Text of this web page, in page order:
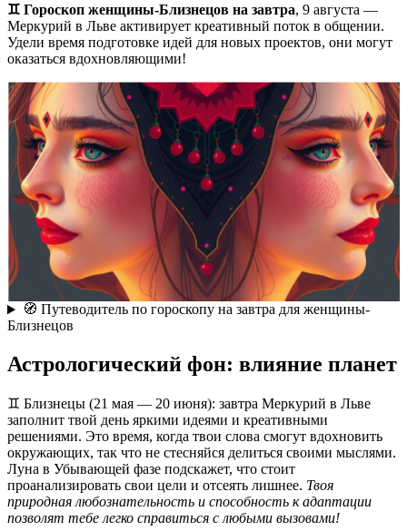
♊ Гороскоп женщины-Близнецов на завтра, 9 августа —
Меркурий в Льве активирует креативный поток в общении.
Удели время подготовке идей для новых проектов, они могут
оказаться вдохновляющими!
🧭 Путеводитель по гороскопу на завтра для женщины-
Близнецов
Астрологический фон: влияние планет
♊ Близнецы (21 мая — 20 июня): завтра Меркурий в Льве
заполнит твой день яркими идеями и креативными
решениями. Это время, когда твои слова смогут вдохновить
окружающих, так что не стесняйся делиться своими мыслями.
Луна в Убывающей фазе подскажет, что стоит
проанализировать свои цели и отсеять лишнее. Твоя
природная любознательность и способность к адаптации
позволят тебе легко справиться с любыми вызовами!